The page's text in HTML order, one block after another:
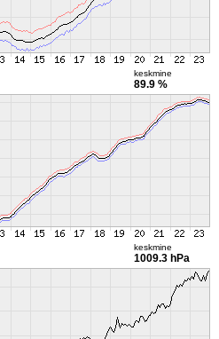
keskmine
89.9 %
keskmine
1009.3 hPa